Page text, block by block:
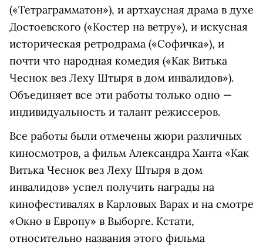
(«Тетраграмматон»), и артхаусная драма в духе
Достоевского («Костер на ветру»), и искусная
историческая ретродрама («Софичка»), и
почти что народная комедия («Как Витька
Чеснок вез Леху Штыря в дом инвалидов»).
Объединяет все эти работы только одно —
индивидуальность и талант режиссеров.
Все работы были отмечены жюри различных
киносмотров, а фильм Александра Ханта «Как
Витька Чеснок вез Леху Штыря в дом
инвалидов» успел получить награды на
кинофестивалях в Карловых Варах и на смотре
«Окно в Европу» в Выборге. Кстати,
относительно названия этого фильма